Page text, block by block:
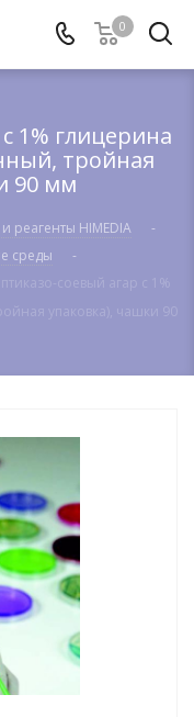
0
1% глицерина
тройная
90 мм
реагенты HIMEDIA
-
среды
-